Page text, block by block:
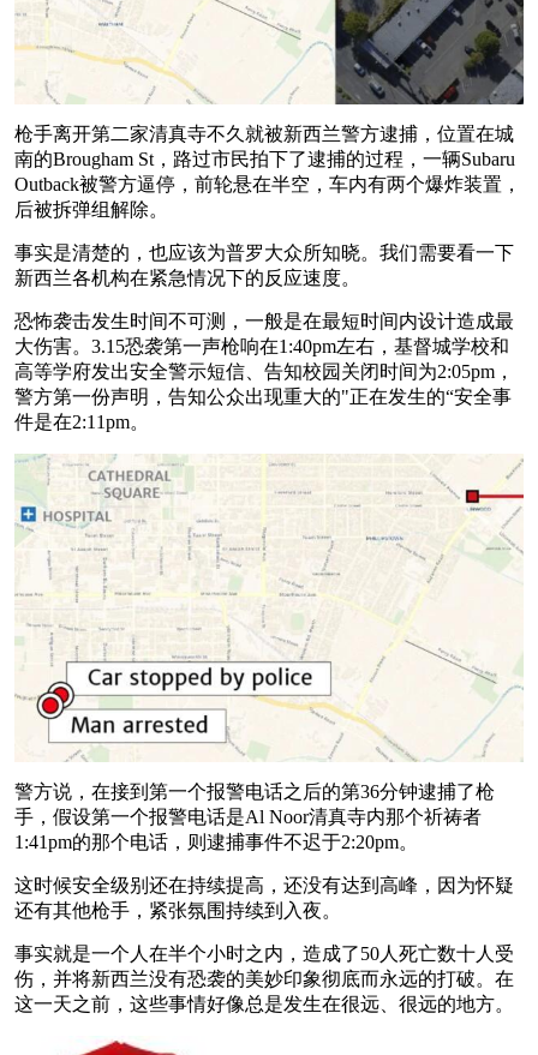
枪手离开第二家清真寺不久就被新西兰警方逮捕，位置在城
南的Brougham St，路过市民拍下了逮捕的过程，一辆Subaru
Outback被警方逼停，前轮悬在半空，车内有两个爆炸装置，
后被拆弹组解除。
事实是清楚的，也应该为普罗大众所知晓。我们需要看一下
新西兰各机构在紧急情况下的反应速度。
恐怖袭击发生时间不可测，一般是在最短时间内设计造成最
大伤害。3.15恐袭第一声枪响在1:40pm左右，基督城学校和
高等学府发出安全警示短信、告知校园关闭时间为2:05pm，
警方第一份声明，告知公众出现重大的"正在发生的“安全事
件是在2:11pm。
警方说，在接到第一个报警电话之后的第36分钟逮捕了枪
手，假设第一个报警电话是Al Noor清真寺内那个祈祷者
1:41pm的那个电话，则逮捕事件不迟于2:20pm。
这时候安全级别还在持续提高，还没有达到高峰，因为怀疑
还有其他枪手，紧张氛围持续到入夜。
事实就是一个人在半个小时之内，造成了50人死亡数十人受
伤，并将新西兰没有恐袭的美妙印象彻底而永远的打破。在
这一天之前，这些事情好像总是发生在很远、很远的地方。